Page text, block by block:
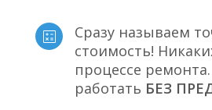
Сразу называем
стоимость!
процессе
работать БЕЗ